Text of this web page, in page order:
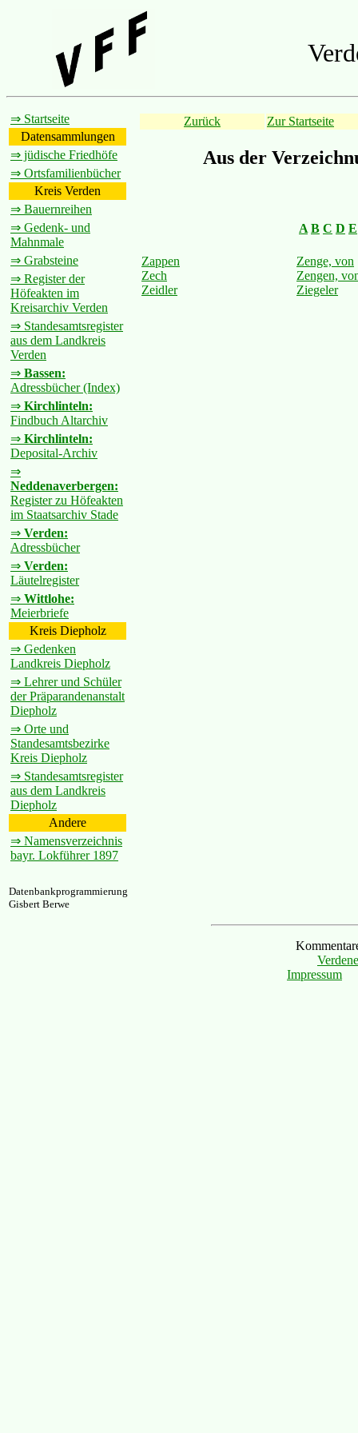
⇒ Startseite
Datensammlungen
⇒ jüdische Friedhöfe
⇒ Ortsfamilienbücher
Kreis Verden
⇒ Bauernreihen
⇒ Gedenk- und
Mahnmale
⇒ Grabsteine
⇒ Register der
Höfeakten im
Kreisarchiv Verden
⇒ Standesamtsregister
aus dem Landkreis
Verden
⇒ Bassen:
Adressbücher (Index)
⇒ Kirchlinteln:
Findbuch Altarchiv
⇒ Kirchlinteln:
Deposital-Archiv
⇒
Neddenaverbergen:
Register zu Höfeakten
im Staatsarchiv Stade
⇒ Verden:
Adressbücher
⇒ Verden:
Läutelregister
⇒ Wittlohe:
Meierbriefe
Kreis Diepholz
⇒ Gedenken
Landkreis Diepholz
⇒ Lehrer und Schüler
der Präparandenanstalt
Diepholz
⇒ Orte und
Standesamtsbezirke
Kreis Diepholz
⇒ Standesamtsregister
aus dem Landkreis
Diepholz
Andere
⇒ Namensverzeichnis
bayr. Lokführer 1897
Zurück Zur Startseite
Aus der
A B C D E
Zappen
Zech
Zeidler
Zenge, von
Zengen,
Ziegeler
Datenbankprogrammierung
Gisbert Berwe
Impressum